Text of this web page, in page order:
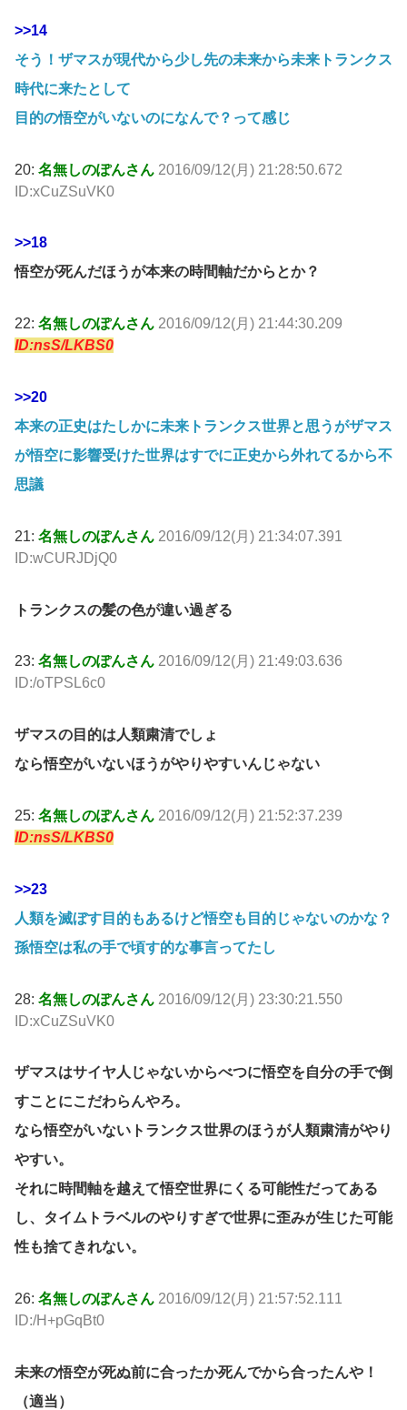
>>14
そう！ザマスが現代から少し先の未来から未来トランクス
時代に来たとして
目的の悟空がいないのになんで？って感じ
20: 名無しのぽんさん 2016/09/12(月) 21:28:50.672
ID:xCuZSuVK0
>>18
悟空が死んだほうが本来の時間軸だからとか？
22: 名無しのぽんさん 2016/09/12(月) 21:44:30.209
ID:nsS/LKBS0
>>20
本来の正史はたしかに未来トランクス世界と思うがザマス
が悟空に影響受けた世界はすでに正史から外れてるから不
思議
21: 名無しのぽんさん 2016/09/12(月) 21:34:07.391
ID:wCURJDjQ0
トランクスの髪の色が違い過ぎる
23: 名無しのぽんさん 2016/09/12(月) 21:49:03.636
ID:/oTPSL6c0
ザマスの目的は人類粛清でしょ
なら悟空がいないほうがやりやすいんじゃない
25: 名無しのぽんさん 2016/09/12(月) 21:52:37.239
ID:nsS/LKBS0
>>23
人類を滅ぼす目的もあるけど悟空も目的じゃないのかな？
孫悟空は私の手で頃す的な事言ってたし
28: 名無しのぽんさん 2016/09/12(月) 23:30:21.550
ID:xCuZSuVK0
ザマスはサイヤ人じゃないからべつに悟空を自分の手で倒
すことにこだわらんやろ。
なら悟空がいないトランクス世界のほうが人類粛清がやり
やすい。
それに時間軸を越えて悟空世界にくる可能性だってある
し、タイムトラベルのやりすぎで世界に歪みが生じた可能
性も捨てきれない。
26: 名無しのぽんさん 2016/09/12(月) 21:57:52.111
ID:/H+pGqBt0
未来の悟空が死ぬ前に合ったか死んでから合ったんや！
（適当）